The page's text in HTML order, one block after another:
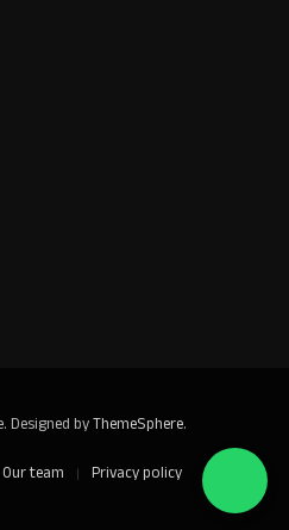
Designed byThemeSphere.
Our team Privacy policy